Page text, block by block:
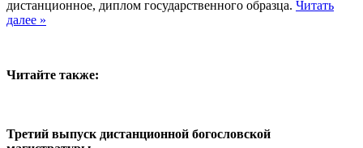
дистанционное, диплом государственного образца. Читать
далее »
Читайте также:
Третий выпуск дистанционной богословской